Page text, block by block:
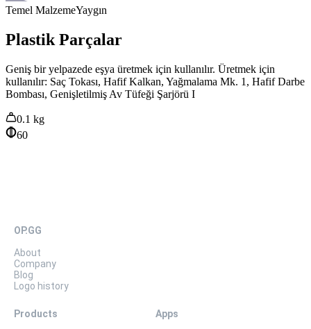
Temel MalzemeYaygın
Plastik Parçalar
Geniş bir yelpazede eşya üretmek için kullanılır. Üretmek için
kullanılır: Saç Tokası, Hafif Kalkan, Yağmalama Mk. 1, Hafif Darbe
Bombası, Genişletilmiş Av Tüfeği Şarjörü I
0.1 kg
60
OP.GG
About
Company
Blog
Logo history
Products
Apps